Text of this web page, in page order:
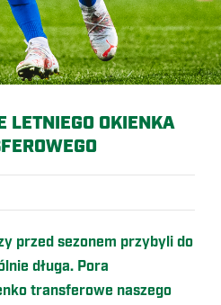
LETNIEGO OKIENKA
przed sezonem przybyli do
długa. Pora
transferowe naszego